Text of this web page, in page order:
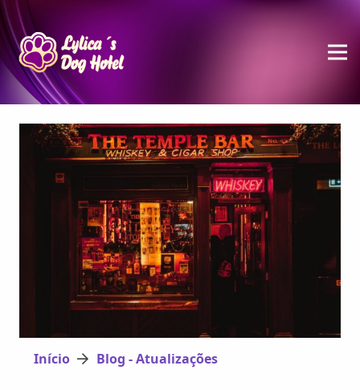
Início Blog - Atualizações